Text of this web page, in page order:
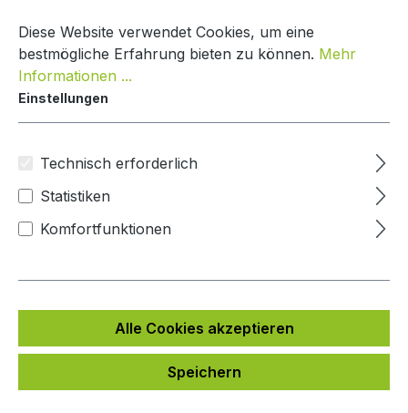
Paketbox Creative Line
Mypaketkasten
Bildergalerie überspringen
Diese Website verwendet Cookies, um eine
bestmögliche Erfahrung bieten zu können. Mehr
Informationen ...
Einstellungen
Technisch erforderlich
Statistiken
Komfortfunktionen
Alle Cookies akzeptieren
Speichern